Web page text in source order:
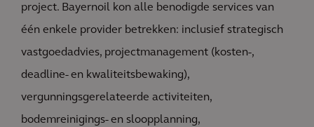
project. Bayernoil kon alle benodigde services van
één enkele provider betrekken: inclusief strategisch
vastgoedadvies, projectmanagement (kosten-,
deadline- en kwaliteitsbewaking),
vergunningsgerelateerde activiteiten,
bodemreinigings- en sloopplanning,